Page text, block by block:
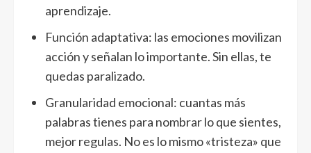
aprendizaje.
Función adaptativa: las emociones movilizan
acción y señalan lo importante. Sin ellas, te
quedas paralizado.
Granularidad emocional: cuantas más
palabras tienes para nombrar lo que sientes,
mejor regulas. No es lo mismo «tristeza» que